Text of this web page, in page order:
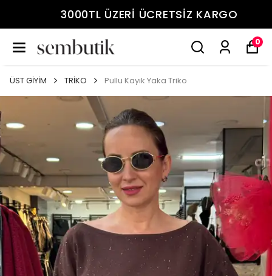
3000TL ÜZERİ ÜCRETSİZ KARGO
0
ÜST GİYİM TRİKO Pullu Kayık Yaka Triko